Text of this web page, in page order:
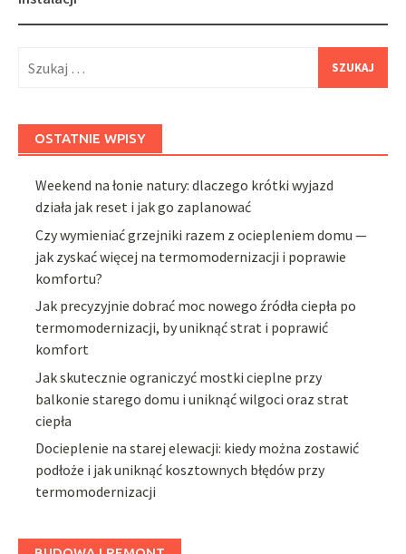
OSTATNIE WPISY
Weekend na łonie natury: dlaczego krótki wyjazd
działa jak reset i jak go zaplanować
Czy wymieniać grzejniki razem z ociepleniem domu —
jak zyskać więcej na termomodernizacji i poprawie
komfortu?
Jak precyzyjnie dobrać moc nowego źródła ciepła po
termomodernizacji, by uniknąć strat i poprawić
komfort
Jak skutecznie ograniczyć mostki cieplne przy
balkonie starego domu i uniknąć wilgoci oraz strat
ciepła
Docieplenie na starej elewacji: kiedy można zostawić
podłoże i jak uniknąć kosztownych błędów przy
termomodernizacji